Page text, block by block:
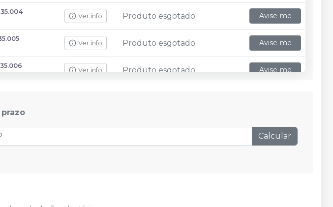
Ver info Produto esgotado Avise-me
Ver info Produto esgotado Avise-me
Ver info Produto esgotado Avise-me
Ver info noPixouR$ 20,70
Qtd: Adicionar
Calcular